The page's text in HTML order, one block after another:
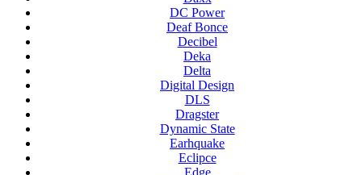
DC Power
Deaf Bonce
Decibel
Deka
Delta
Digital Design
DLS
Dragster
Dynamic State
Earhquake
Eclipce
Edge